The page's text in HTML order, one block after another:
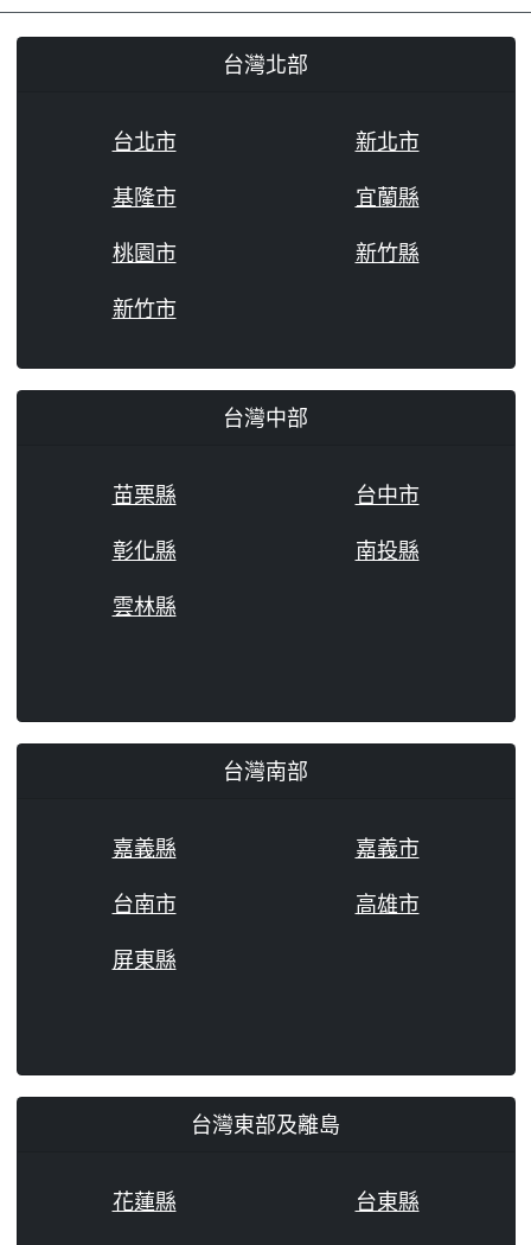
台灣北部
台北市
新北市
基隆市
宜蘭縣
桃園市
新竹縣
新竹市
台灣中部
苗栗縣
台中市
彰化縣
南投縣
雲林縣
台灣南部
嘉義縣
嘉義市
台南市
高雄市
屏東縣
台灣東部及離島
花蓮縣
台東縣